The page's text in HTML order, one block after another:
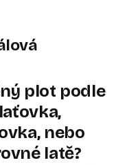
plot podle
nebo
latě?